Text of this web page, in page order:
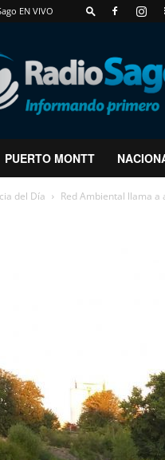
EN VIVO
PUERTO MONTT
del Día Red Ambiental llama